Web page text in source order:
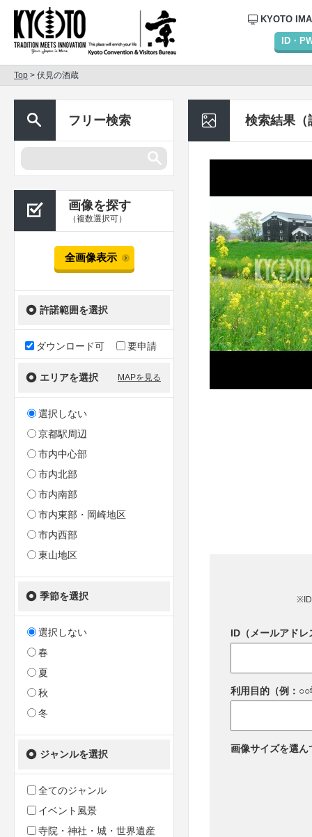
KYOTO
ID・
Top > 伏見の酒蔵
フリー検索
画像を探す
（複数選択可）
全画像表示
許諾範囲を選択
ダウンロード可 要申請
エリアを選択 MAPを見る
選択しない
京都駅周辺
市内中心部
市内北部
市内南部
市内東部・岡崎地区
市内西部
東山地区
季節を選択
選択しない
春
夏
秋
冬
ジャンルを選択
全てのジャンル
イベント風景
寺院・神社・城・世界遺産
検索結果（
※ID
ID（メールアドレ
利用目的（例：
画像サイズを選ん